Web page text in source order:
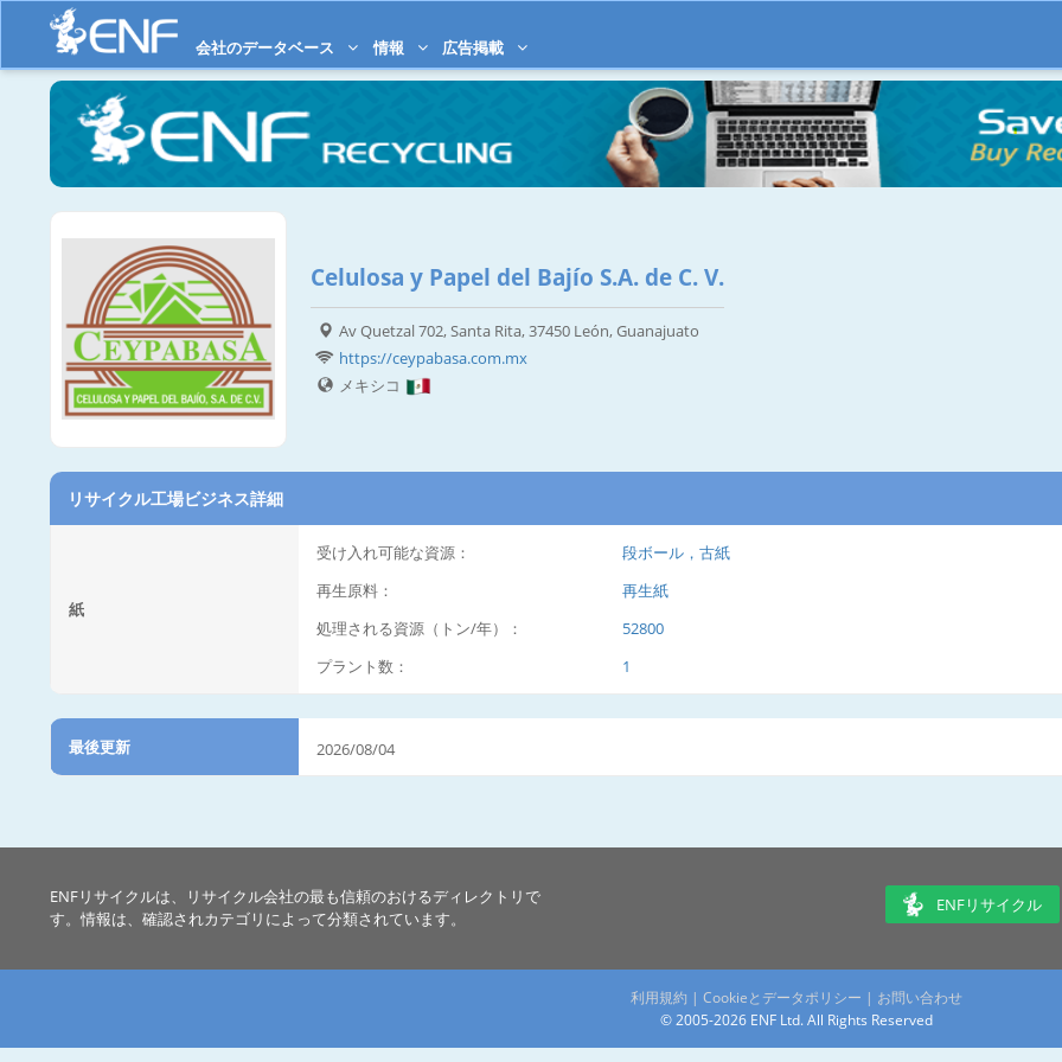
会社のデータベース 情報 広告掲載
Celulosa y Papel del Bajío S.A. de C. V.
Av Quetzal 702, Santa Rita, 37450 León, Guanajuato
https://ceypabasa.com.mx
メキシコ
リサイクル工場ビジネス詳細
紙
受け入れ可能な資源：
段ボール，古紙
再生原料：
再生紙
処理される資源（トン/年）：
52800
プラント数：
1
最後更新 2026/08/04
ENFリサイクルは、リサイクル会社の最も信頼のおけるディレクトリで
す。情報は、確認されカテゴリによって分類されています。
ENFリサイクル
利用規約 | Cookieとデータポリシー | お問い合わせ
© 2005-2026 ENF Ltd. All Rights Reserved